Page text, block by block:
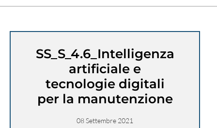
SS_S_4.6_Intelligenza
artificiale e
tecnologie digitali
per la manutenzione
08 Settembre 2021